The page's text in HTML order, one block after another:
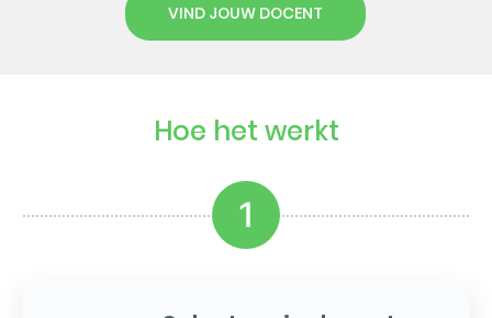
VIND JOUW DOCENT
Hoe het werkt
1